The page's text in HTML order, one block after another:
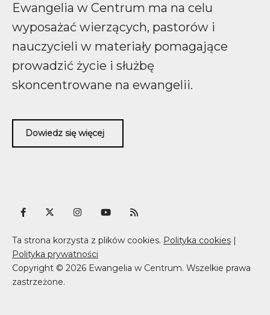
Ewangelia w Centrum ma na celu
wyposażać wierzących, pastorów i
nauczycieli w materiały pomagające
prowadzić życie i służbę
skoncentrowane na ewangelii.
Dowiedz się więcej
Ta strona korzysta z plików cookies. Polityka cookies |
Polityka prywatności
Copyright © 2026 Ewangelia w Centrum. Wszelkie prawa
zastrzeżone.